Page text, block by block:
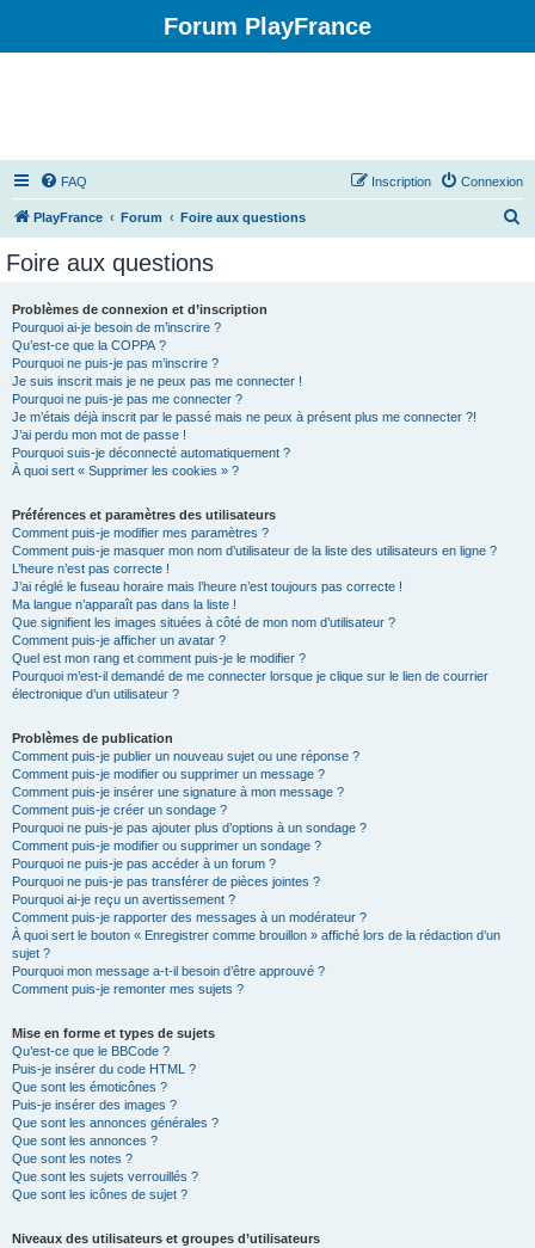
Forum PlayFrance
FAQ Connexion
Inscription
PlayFrance Forum Foire aux questions
Foire aux questions
Problèmes de connexion et d’inscription
Pourquoi ai-je besoin de m’inscrire ?
Qu’est-ce que la COPPA ?
Pourquoi ne puis-je pas m’inscrire ?
Je suis inscrit mais je ne peux pas me connecter !
Pourquoi ne puis-je pas me connecter ?
Je m’étais déjà inscrit par le passé mais ne peux à présent plus me connecter ?!
J’ai perdu mon mot de passe !
Pourquoi suis-je déconnecté automatiquement ?
À quoi sert « Supprimer les cookies » ?
Préférences et paramètres des utilisateurs
Comment puis-je modifier mes paramètres ?
Comment puis-je masquer mon nom d’utilisateur de la liste des utilisateurs en ligne ?
L’heure n’est pas correcte !
J’ai réglé le fuseau horaire mais l’heure n’est toujours pas correcte !
Ma langue n’apparaît pas dans la liste !
Que signifient les images situées à côté de mon nom d’utilisateur ?
Comment puis-je afficher un avatar ?
Quel est mon rang et comment puis-je le modifier ?
Pourquoi m’est-il demandé de me connecter lorsque je clique sur le lien de courrier
électronique d’un utilisateur ?
Problèmes de publication
Comment puis-je publier un nouveau sujet ou une réponse ?
Comment puis-je modifier ou supprimer un message ?
Comment puis-je insérer une signature à mon message ?
Comment puis-je créer un sondage ?
Pourquoi ne puis-je pas ajouter plus d’options à un sondage ?
Comment puis-je modifier ou supprimer un sondage ?
Pourquoi ne puis-je pas accéder à un forum ?
Pourquoi ne puis-je pas transférer de pièces jointes ?
Pourquoi ai-je reçu un avertissement ?
Comment puis-je rapporter des messages à un modérateur ?
À quoi sert le bouton « Enregistrer comme brouillon » affiché lors de la rédaction d’un
sujet ?
Pourquoi mon message a-t-il besoin d’être approuvé ?
Comment puis-je remonter mes sujets ?
Mise en forme et types de sujets
Qu’est-ce que le BBCode ?
Puis-je insérer du code HTML ?
Que sont les émoticônes ?
Puis-je insérer des images ?
Que sont les annonces générales ?
Que sont les annonces ?
Que sont les notes ?
Que sont les sujets verrouillés ?
Que sont les icônes de sujet ?
Niveaux des utilisateurs et groupes d’utilisateurs